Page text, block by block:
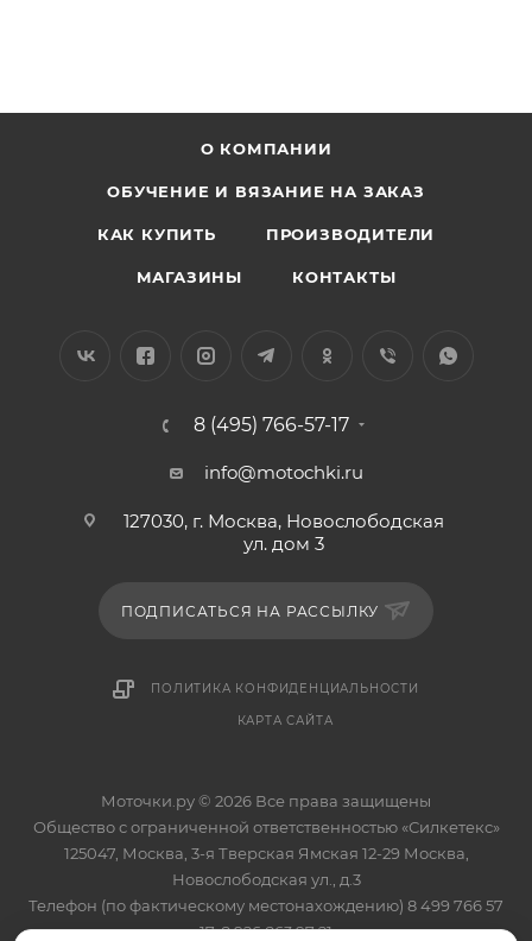
О КОМПАНИИ
ОБУЧЕНИЕ И ВЯЗАНИЕ НА ЗАКАЗ
КАК КУПИТЬ ПРОИЗВОДИТЕЛИ
МАГАЗИНЫ КОНТАКТЫ
8 (495) 766-57-17
info@motochki.ru
127030, г. Москва, Новослободская
ул. дом 3
ПОДПИСАТЬСЯ НА РАССЫЛКУ
ПОЛИТИКА КОНФИДЕНЦИАЛЬНОСТИ
КАРТА САЙТА
Моточки.ру © 2026 Все права защищены
Общество с ограниченной ответственностью «Силкетекс»
125047, Москва, 3-я Тверская Ямская 12-29 Москва,
Новослободская ул., д.3
Телефон (по фактическому местонахождению) 8 499 766 57
17, 8 926 863 97 21